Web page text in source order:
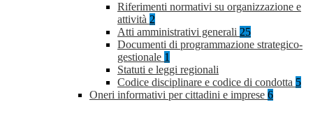
Riferimenti normativi su organizzazione e
attività 2
Atti amministrativi generali 25
Documenti di programmazione strategico-
gestionale 1
Statuti e leggi regionali
Codice disciplinare e codice di condotta 5
Oneri informativi per cittadini e imprese 6